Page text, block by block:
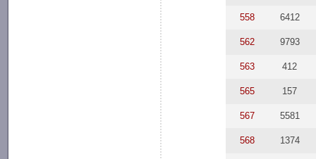
558 6412
562 9793
563 412
565 157
567 5581
568 1374